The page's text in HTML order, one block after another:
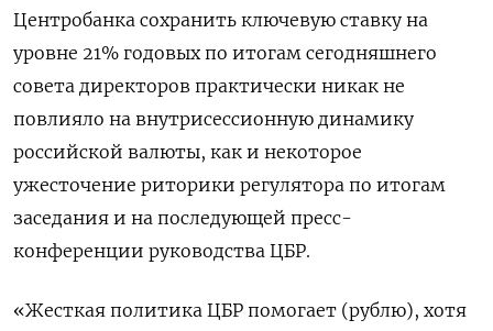
Центробанка сохранить ключевую ставку на
уровне 21% годовых по итогам сегодняшнего
совета директоров практически никак не
повлияло на внутрисессионную динамику
российской валюты, как и некоторое
ужесточение риторики регулятора по итогам
заседания и на последующей пресс-
конференции руководства ЦБР.
«Жесткая политика ЦБР помогает (рублю), хотя